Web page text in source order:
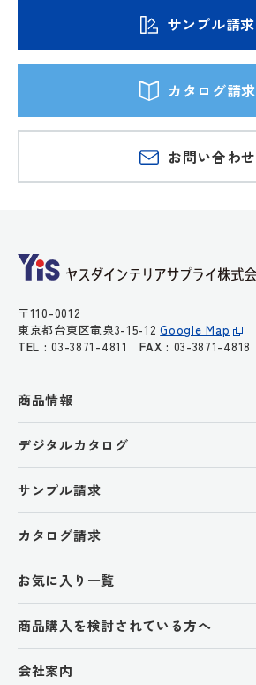
サンプル請求
カタログ請求
お問い合わせ
〒110-0012
東京都台東区竜泉3-15-12Google Map
TEL : 03-3871-4811FAX : 03-3871-4818
商品情報
デジタルカタログ
サンプル請求
カタログ請求
お気に入り一覧
商品購入を検討されている方へ
会社案内